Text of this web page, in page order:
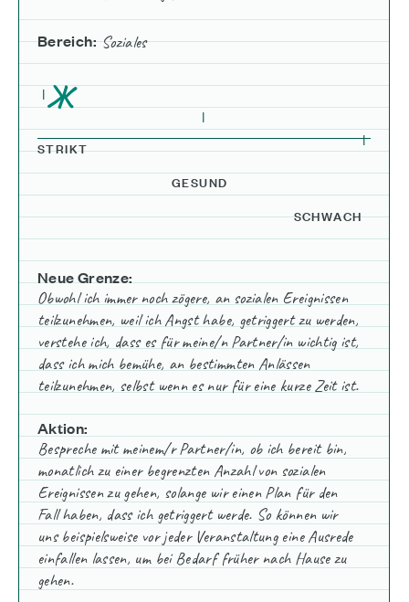
Bereich: Soziales
IЖ
I
I
STRIKT
GESUND
SCHWACH
Neue Grenze:
Obwohl ich immer noch zögere, an sozialen Ereignissen
teilzunehmen, weil ich Angst habe, getriggert zu werden,
verstehe ich, dass es für meine/n Partner/in wichtig ist,
dass ich mich bemühe, an bestimmten Anlässen
teilzunehmen, selbst wenn es nur für eine kurze Zeit ist.
Aktion:
Bespreche mit meinem/r Partner/in, ob ich bereit bin,
monatlich zu einer begrenzten Anzahl von sozialen
Ereignissen zu gehen, solange wir einen Plan für den
Fall haben, dass ich getriggert werde. So können wir
uns beispielsweise vor jeder Veranstaltung eine Ausrede
einfallen lassen, um bei Bedarf früher nach Hause zu
gehen.